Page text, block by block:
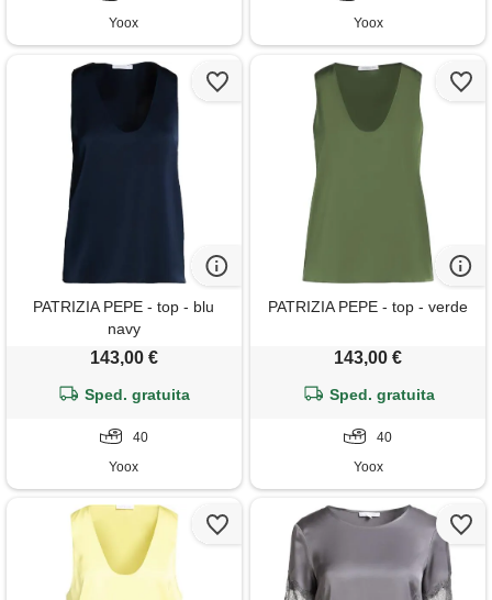
Yoox
Yoox
PATRIZIA PEPE - top - blu
navy
143,00 €
Sped. gratuita
40
Yoox
PATRIZIA PEPE - top - verde
143,00 €
Sped. gratuita
40
Yoox